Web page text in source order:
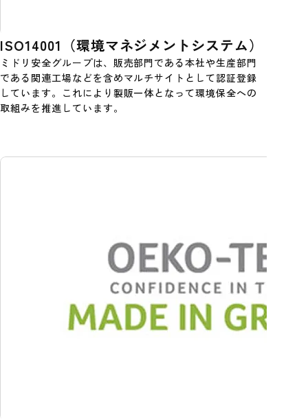
ISO14001（環境マネジメントシステム）
ミドリ安全グループは、販売部門である本社や生産部門
である関連工場などを含めマルチサイトとして認証登録
しています。これにより製販一体となって環境保全への
取組みを推進しています。